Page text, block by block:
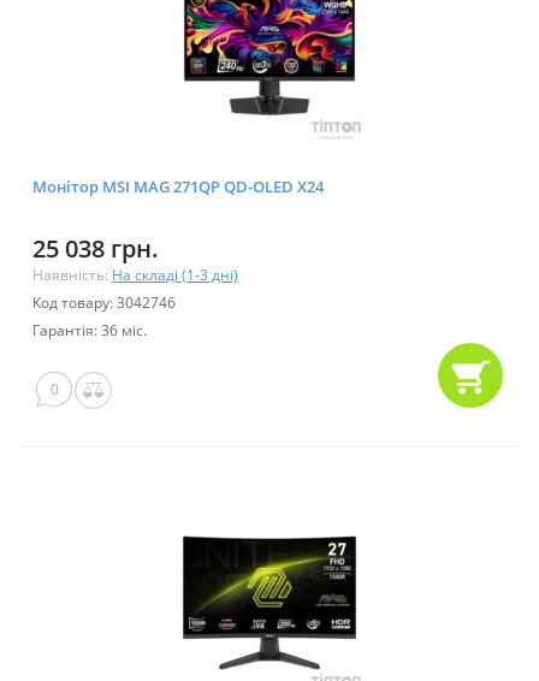
Монітор MSI MAG 271QP QD-OLED X24
25 038 грн.
Наявність: На складі (1-3 дні)
Код товару: 3042746
Гарантія: 36 міс.
0